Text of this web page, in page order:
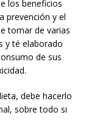
los beneficios
prevención y el
tomar de varias
y té elaborado
de sus
debe hacerlo
sobre todo si